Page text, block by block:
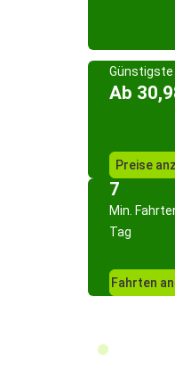
Günstigste
Ab
Preise
7
Min.
Tag
Fahrten